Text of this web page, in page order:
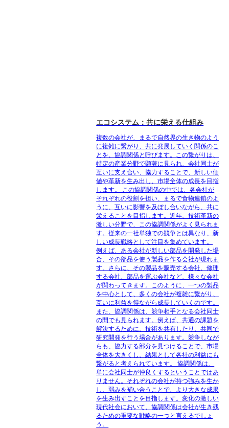
エコシステム：共に栄える仕組み
複数の会社が、まるで自然界の生き物のよう
に複雑に繋がり、共に発展していく関係のこ
とを、協調関係と呼びます。この繋がりは、
特定の産業分野で顕著に見られ、会社同士が
互いに支え合い、協力することで、新しい価
値や革新を生み出し、市場全体の成長を目指
します。 この協調関係の中では、各会社が
それぞれの役割を担い、まるで食物連鎖のよ
うに、互いに影響を及ぼし合いながら、共に
栄えることを目指します。近年、技術革新の
激しい分野で、この協調関係がよく見られま
す。従来の一社単独での競争とは異なり、新
しい成長戦略として注目を集めています。
例えば、ある会社が新しい部品を開発した場
合、その部品を使う製品を作る会社が現れま
す。さらに、その製品を販売する会社、修理
する会社、部品を運ぶ会社など、様々な会社
が関わってきます。このように、一つの製品
を中心として、多くの会社が複雑に繋がり、
互いに利益を得ながら成長していくのです。
また、協調関係は、競争相手となる会社同士
の間でも見られます。例えば、共通の課題を
解決するために、技術を共有したり、共同で
研究開発を行う場合があります。競争しなが
らも、協力する部分を見つけることで、市場
全体を大きくし、結果として各社の利益にも
繋がると考えられています。 協調関係は、
単に会社同士が仲良くするということではあ
りません。それぞれの会社が持つ強みを生か
し、弱みを補い合うことで、より大きな成果
を生み出すことを目指します。変化の激しい
現代社会において、協調関係は会社が生き残
るための重要な戦略の一つと言えるでしょ
う。